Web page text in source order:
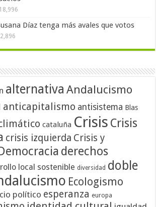
Díaz tenga más avales que votos
alternativa Andalucismo
anticapitalismo antisistema Blas
cataluña Crisis Crisis
crisis izquierda Crisis y
derechos
local sostenible diversidad doble
Ecologismo
político esperanza europa